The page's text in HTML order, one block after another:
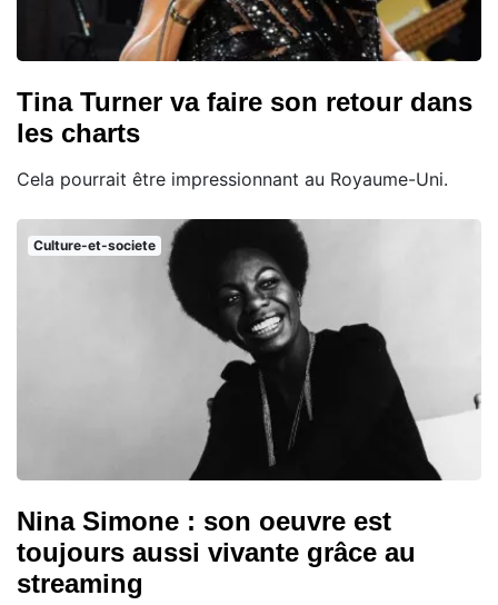
Tina Turner va faire son retour dans
les charts
Cela pourrait être impressionnant au Royaume-Uni.
Culture-et-societe
Nina Simone : son oeuvre est
toujours aussi vivante grâce au
streaming